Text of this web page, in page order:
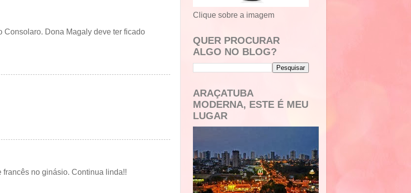
Dona Magaly deve ter ficado
no ginásio. Continua linda!!
Clique sobre a imagem
QUER PROCURAR
ALGO NO BLOG?
ARAÇATUBA
MODERNA, ESTE É MEU
LUGAR